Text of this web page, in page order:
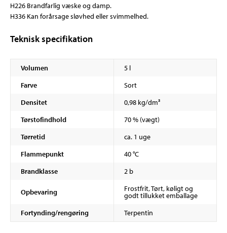
H226 Brandfarlig væske og damp.
H336 Kan forårsage sløvhed eller svimmelhed.
Teknisk specifikation
Volumen
5 l
Farve
Sort
Densitet
0,98 kg/dm³
Tørstofindhold
70 % (vægt)
Tørretid
ca. 1 uge
Flammepunkt
40 °C
Brandklasse
2 b
Opbevaring Frostfrit, Tørt, køligt og
godt tillukket emballage
Fortynding/rengøring
Terpentin